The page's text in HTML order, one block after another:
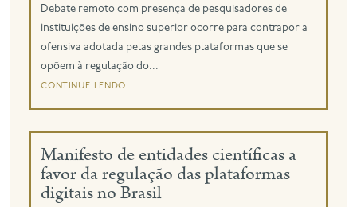
Debate remoto com presença de pesquisadores de
instituições de ensino superior ocorre para contrapor a
ofensiva adotada pelas grandes plataformas que se
opõem à regulação do...
continue lendo
Manifesto de entidades científicas a
favor da regulação das plataformas
digitais no Brasil